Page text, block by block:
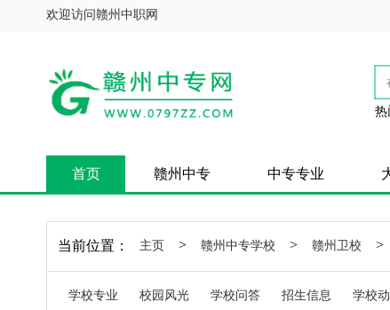
欢迎访问赣州中职网
热
首页 赣州中专 中专专业
当前位置： 主页 > 赣州中专学校 > 赣州卫校 >
学校专业 校园风光 学校问答 招生信息 学校